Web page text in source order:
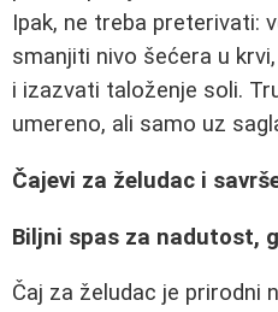
Ipak, ne treba preterivati:
smanjiti nivo šećera u
i izazvati taloženje soli.
umereno, ali samo uz
Čajevi za želudac i
Biljni spas za nadutost,
Čaj za želudac je prirodni